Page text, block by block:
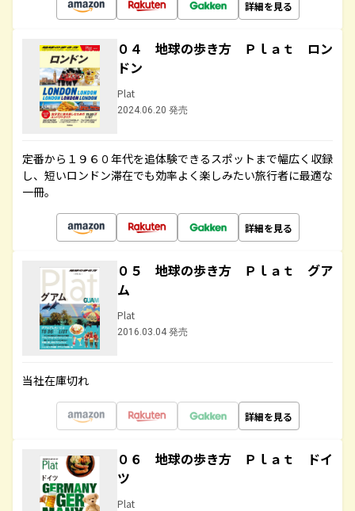
詳細を見る
０４ 地球の歩き方 Ｐｌａｔ ロン
ドン
Plat
2024.06.20 発売
定番から１９６０年代を追体験できるスポットまで幅広く収録
し、短いロンドン滞在でも効率よく楽しみたい旅行者に最適な
一冊。
詳細を見る
０５ 地球の歩き方 Ｐｌａｔ グア
ム
Plat
2016.03.04 発売
当社在庫切れ
詳細を見る
０６ 地球の歩き方 Ｐｌａｔ ドイ
ツ
Plat